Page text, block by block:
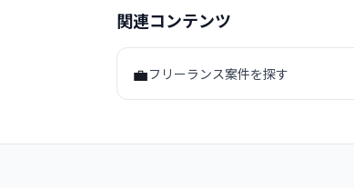
関連コンテンツ
💼フリーランス案件を探す